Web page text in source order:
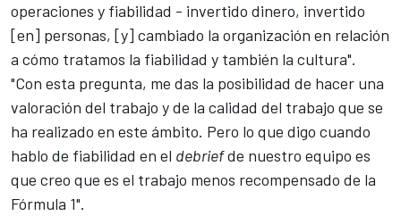
operaciones y fiabilidad - invertido dinero, invertido
[en] personas, [y] cambiado la organización en relación
a cómo tratamos la fiabilidad y también la cultura".
"Con esta pregunta, me das la posibilidad de hacer una
valoración del trabajo y de la calidad del trabajo que se
ha realizado en este ámbito. Pero lo que digo cuando
hablo de fiabilidad en el debriefde nuestro equipo es
que creo que es el trabajo menos recompensado de la
Fórmula 1".